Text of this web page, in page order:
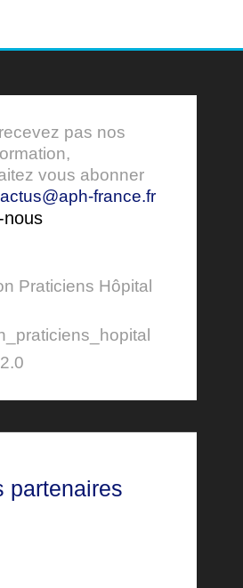
pas nos
vous abonner
actus@aph-france.fr
nous
Praticiens Hôpital
partenaires